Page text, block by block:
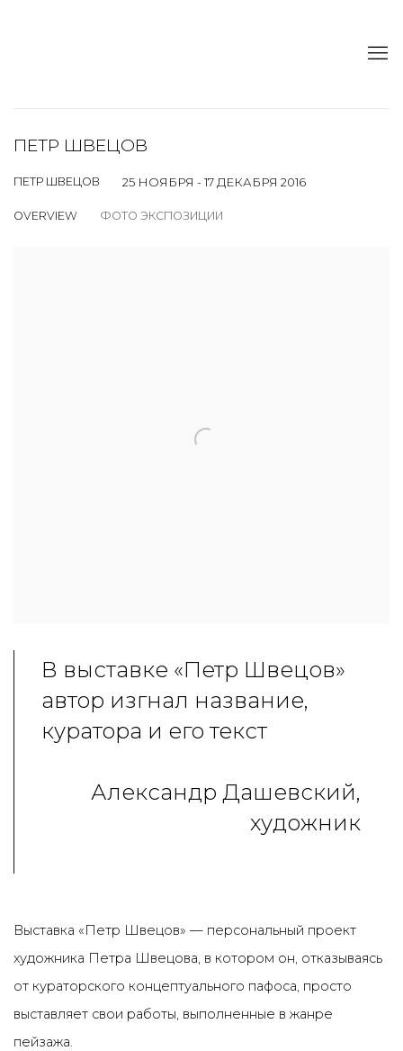
ПЕТР ШВЕЦОВ
ПЕТР ШВЕЦОВ 25 НОЯБРЯ - 17 ДЕКАБРЯ 2016
OVERVIEW ФОТО ЭКСПОЗИЦИИ
В выставке «Петр Швецов»
автор изгнал название,
куратора и его текст
Александр Дашевский,
художник
Выставка «Петр Швецов» — персональный проект
художника Петра Швецова, в котором он, отказываясь
от кураторского концептуального пафоса, просто
выставляет свои работы, выполненные в жанре
пейзажа.